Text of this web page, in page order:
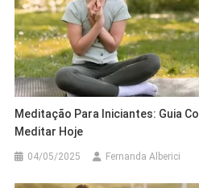
Meditação Para Iniciantes: Guia
Meditar Hoje
04/05/2025 Fernanda Alberici